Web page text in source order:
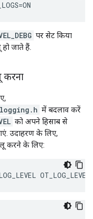
पर सेट किया
जाते हैं.
में बदलाव करें
को अपने हिसाब से
उदाहरण के लिए,
करने के लिए: